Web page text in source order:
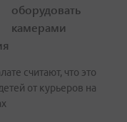
оборудовать
камерами
считают, что это
от курьеров на